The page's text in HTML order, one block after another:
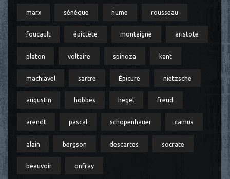
marx sénèque hume rousseau
foucault épictète montaigne aristote
platon voltaire spinoza kant
machiavel sartre Épicure nietzsche
augustin hobbes hegel freud
arendt pascal schopenhauer camus
alain bergson descartes socrate
beauvoir onfray